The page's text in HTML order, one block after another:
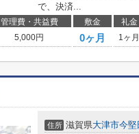
で、決済...
管理費・共益費 敷金 礼金
5,000円 0ヶ月 1ヶ月
住所 滋賀県大津市今堅